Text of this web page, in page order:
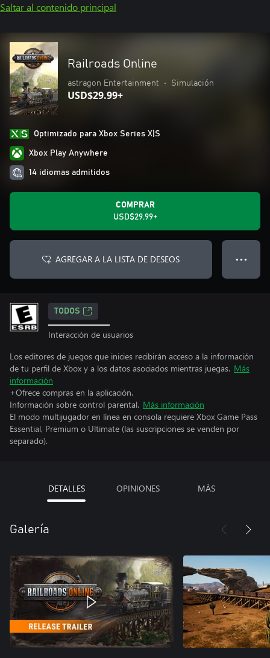
Saltar al contenido principal
Railroads Online
astragon Entertainment • Simulación
USD$29.99+
Optimizado para Xbox Series X|S
Xbox Play Anywhere
14 idiomas admitidos
COMPRAR
USD$29.99+
AGREGAR A LA LISTA DE DESEOS ● ● ●
TODOS
Interacción de usuarios
Los editores de juegos que inicies recibirán acceso a la información
de tu perfil de Xbox y a los datos asociados mientras juegas. Más
información
+Ofrece compras en la aplicación.
Información sobre control parental. Más información
El modo multijugador en línea en consola requiere Xbox Game Pass
Essential, Premium o Ultimate (las suscripciones se venden por
separado).
DETALLES OPINIONES MÁS
Galería